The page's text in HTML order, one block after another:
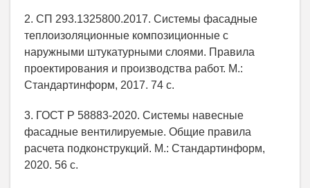
2. СП 293.1325800.2017. Системы фасадные
теплоизоляционные композиционные с
наружными штукатурными слоями. Правила
проектирования и производства работ. М.:
Стандартинформ, 2017. 74 с.
3. ГОСТ Р 58883-2020. Cистемы навесные
фасадные вентилируемые. Общие правила
расчета подконструкций. М.: Стандартинформ,
2020. 56 с.